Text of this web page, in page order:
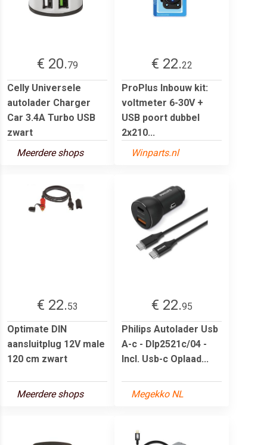
€ 20.79
Celly Universele
autolader Charger
Car 3.4A Turbo USB
zwart
Meerdere shops
€ 22.22
ProPlus Inbouw kit:
voltmeter 6-30V +
USB poort dubbel
2x210...
Winparts.nl
€ 22.53
Optimate DIN
aansluitplug 12V male
120 cm zwart
Meerdere shops
€ 22.95
Philips Autolader Usb
A-c - Dlp2521c/04 -
Incl. Usb-c Oplaad...
Megekko NL